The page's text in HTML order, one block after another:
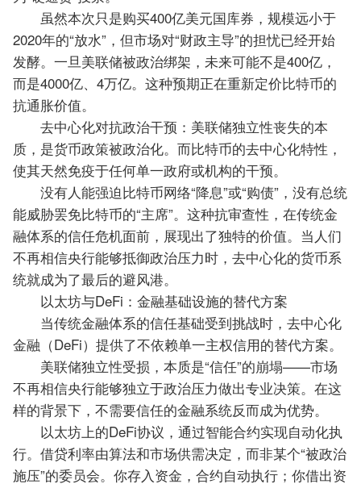
虽然本次只是购买400亿美元国库券，规模远小于
2020年的“放水”，但市场对“财政主导”的担忧已经开始
发酵。一旦美联储被政治绑架，未来可能不是400亿，
而是4000亿、4万亿。这种预期正在重新定价比特币的
抗通胀价值。
去中心化对抗政治干预：美联储独立性丧失的本
质，是货币政策被政治化。 而比特币的去中心化特性，
使其天然免疫于任何单一政府或机构的干预。
没有人能强迫比特币网络“降息”或“购债”，没有总统
能威胁罢免比特币的“主席”。这种抗审查性，在传统金
融体系的信任危机面前，展现出了独特的价值。 当人们
不再相信央行能够抵御政治压力时，去中心化的货币系
统就成为了最后的避风港。
以太坊与DeFi：金融基础设施的替代方案
当传统金融体系的信任基础受到挑战时，去中心化
金融（DeFi）提供了不依赖单一主权信用的替代方案。
美联储独立性受损，本质是“信任”的崩塌——市场
不再相信央行能够独立于政治压力做出专业决策。在这
样的背景下，不需要信任的金融系统反而成为优势。
以太坊上的DeFi协议，通过智能合约实现自动化执
行。借贷利率由算法和市场供需决定，而非某个“被政治
施压”的委员会。 你存入资金，合约自动执行；你借出资